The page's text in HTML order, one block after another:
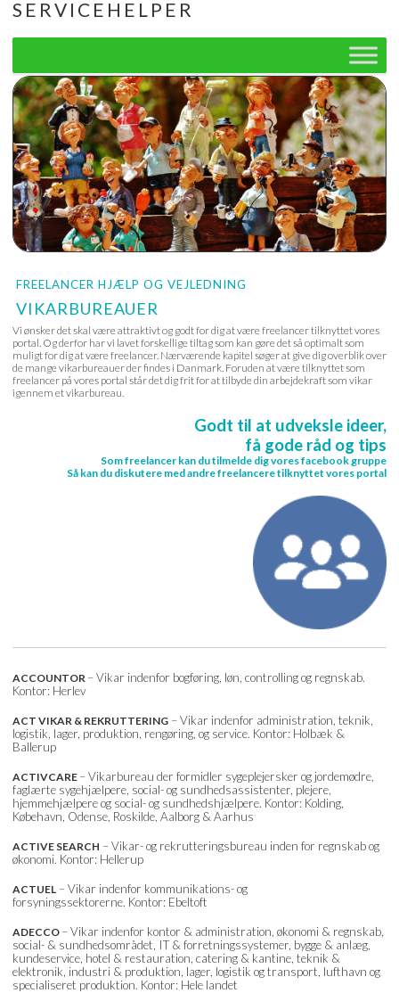
Skip
to
SERVICEHELPER
FREELANCER HJÆLP OG VEJLEDNING
VIKARBUREAUER
Vi ønsker det skal være attraktivt og godt for dig at være freelancer tilknyttet vores
portal. Og derfor har vi lavet forskellige tiltag som kan gøre det så optimalt som
muligt for dig at være freelancer. Nærværende kapitel søger at give dig overblik over
de mange vikarbureauer der findes i Danmark. Foruden at være tilknyttet som
freelancer på vores portal står det dig frit for at tilbyde din arbejdekraft som vikar
igennem et vikarbureau.
Godt til at udveksle ideer,
få gode råd og tips
Som freelancer kan du tilmelde dig vores facebook gruppe
Så kan du diskutere med andre freelancere tilknyttet vores portal
ACCOUNTOR – Vikar indenfor bogføring, løn, controlling og regnskab.
Kontor: Herlev
ACT VIKAR & REKRUTTERING – Vikar indenfor administration, teknik,
logistik, lager, produktion, rengøring, og service. Kontor: Holbæk &
Ballerup
ACTIVCARE – Vikarbureau der formidler sygeplejersker og jordemødre,
faglærte sygehjælpere, social- og sundhedsassistenter, plejere,
hjemmehjælpere og social- og sundhedshjælpere. Kontor: Kolding,
Købehavn, Odense, Roskilde, Aalborg & Aarhus
ACTIVE SEARCH – Vikar- og rekrutteringsbureau inden for regnskab og
økonomi. Kontor: Hellerup
ACTUEL – Vikar indenfor kommunikations- og
forsyningssektorerne. Kontor: Ebeltoft
ADECCO – Vikar indenfor kontor & administration, økonomi & regnskab,
social- & sundhedsområdet, IT & forretningssystemer, bygge & anlæg,
kundeservice, hotel & restauration, catering & kantine, teknik &
elektronik, industri & produktion, lager, logistik og transport, lufthavn og
specialiseret produktion. Kontor: Hele landet